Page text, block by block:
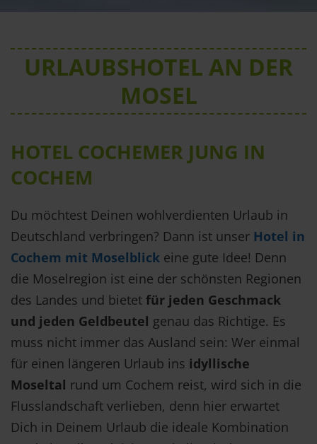
URLAUBSHOTEL AN DER
MOSEL
HOTEL COCHEMER JUNG IN
COCHEM
Du möchtest Deinen wohlverdienten Urlaub in
Deutschland verbringen? Dann ist unser Hotel in
Cochem mit Moselblick eine gute Idee! Denn
die Moselregion ist eine der schönsten Regionen
des Landes und bietet für jeden Geschmack
und jeden Geldbeutel genau das Richtige. Es
muss nicht immer das Ausland sein: Wer einmal
für einen längeren Urlaub ins idyllische
Moseltal rund um Cochem reist, wird sich in die
Flusslandschaft verlieben, denn hier erwartet
Dich in Deinem Urlaub die ideale Kombination